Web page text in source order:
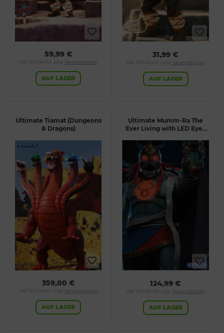
59,99 €
inkl. 19 % MwSt. zzgl. Versandkosten
AUF LAGER
31,99 €
inkl. 19 % MwSt. zzgl. Versandkosten
AUF LAGER
Ultimate Tiamat (Dungeons
& Dragons)
359,00 €
inkl. 19 % MwSt. zzgl. Versandkosten
AUF LAGER
Ultimate Mumm-Ra The
Ever Living with LED Eyes
124,99 €
inkl. 19 % MwSt. zzgl. Versandkosten
AUF LAGER